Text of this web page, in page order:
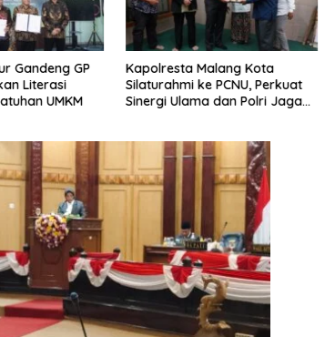
Gandeng GP
Literasi
UMKM
Kapolresta Malang Kota
Silaturahmi ke PCNU, Perkuat
Sinergi Ulama dan Polri Jaga